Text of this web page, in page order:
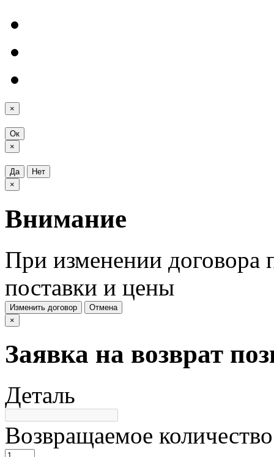
×
Ок
×
Да
Нет
×
Внимание
При изменении договора
поставки и цены
Изменить договор
Отмена
×
Заявка на возврат
Деталь
Возвращаемое количество